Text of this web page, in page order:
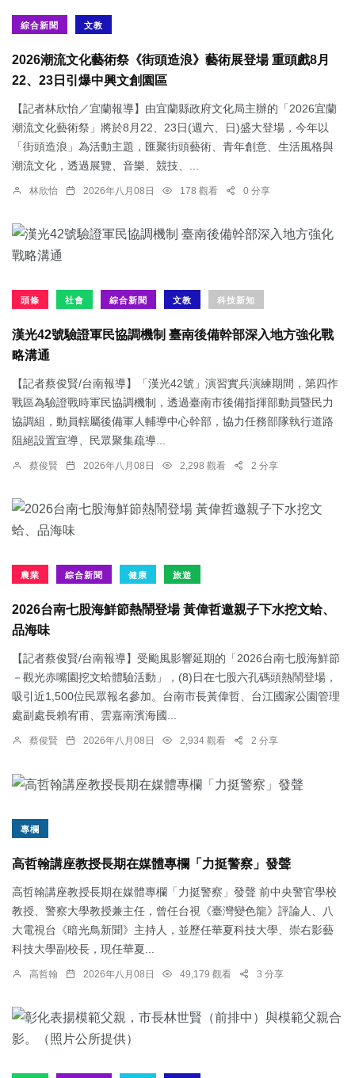
綜合新聞 文教
2026潮流文化藝術祭《街頭造浪》藝術展登場 重頭戲8月
22、23日引爆中興文創園區
【記者林欣怡／宜蘭報導】由宜蘭縣政府文化局主辦的「2026宜蘭
潮流文化藝術祭」將於8月22、23日(週六、日)盛大登場，今年以
「街頭造浪」為活動主題，匯聚街頭藝術、青年創意、生活風格與
潮流文化，透過展覽、音樂、競技、...
林欣怡 2026年八月08日 178 觀看 0 分享
頭條 社會 綜合新聞 文教 科技新知
漢光42號驗證軍民協調機制 臺南後備幹部深入地方強化戰
略溝通
【記者蔡俊賢/台南報導】「漢光42號」演習實兵演練期間，第四作
戰區為驗證戰時軍民協調機制，透過臺南市後備指揮部動員暨民力
協調組，動員轄屬後備軍人輔導中心幹部，協力任務部隊執行道路
阻絕設置宣導、民眾聚集疏導...
蔡俊賢 2026年八月08日 2,298 觀看 2 分享
農業 綜合新聞 健康 旅遊
2026台南七股海鮮節熱鬧登場 黃偉哲邀親子下水挖文蛤、
品海味
【記者蔡俊賢/台南報導】受颱風影響延期的「2026台南七股海鮮節
－觀光赤嘴園挖文蛤體驗活動」，(8)日在七股六孔碼頭熱鬧登場，
吸引近1,500位民眾報名參加。台南市長黃偉哲、台江國家公園管理
處副處長賴宥甫、雲嘉南濱海國...
蔡俊賢 2026年八月08日 2,934 觀看 2 分享
專欄
高哲翰講座教授長期在媒體專欄「力挺警察」發聲
高哲翰講座教授長期在媒體專欄「力挺警察」發聲 前中央警官學校
教授、警察大學教授兼主任，曾任台視《臺灣變色龍》評論人、八
大電視台《暗光鳥新聞》主持人，並歷任華夏科技大學、崇右影藝
科技大學副校長，現任華夏...
高哲翰 2026年八月08日 49,179 觀看 3 分享